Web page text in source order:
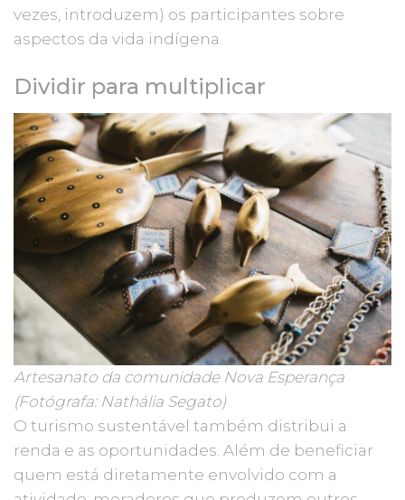
vezes, introduzem) os participantes sobre
aspectos da vida indígena.
Dividir para multiplicar
Artesanato da comunidade Nova Esperança
(Fotógrafa: Nathália Segato)
O turismo sustentável também distribui a
renda e as oportunidades. Além de beneficiar
quem está diretamente envolvido com a